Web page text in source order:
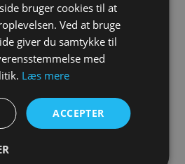
Apparathjul, 50 mm, Drejehjul
med bremse, Bolthulmontering,
Glideleje
38,00 DKK
bruger cookies til at
Ved at bruge
giver du samtykke til
med
Læs mere
ACCEPTER